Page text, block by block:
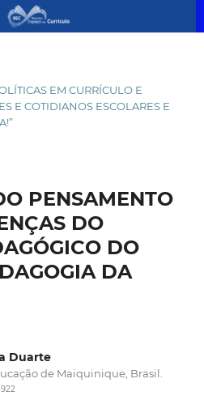
EM CURRÍCULO E
E COTIDIANOS ESCOLARES E
PENSAMENTO
DO
DO
DA
Duarte
de Maiquinique, Brasil.